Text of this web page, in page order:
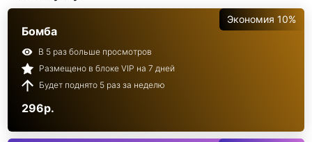
Экономия 10%
Бомба
В 5 раз больше просмотров
Размещено в блоке VIP на 7 дней
Будет поднято 5 раз за неделю
296р.